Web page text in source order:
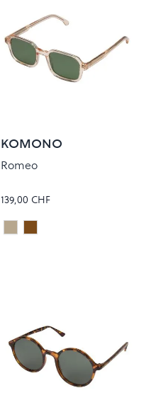
KOMONO
Romeo
139,00 CHF
Colour
Champagne
Bourbon